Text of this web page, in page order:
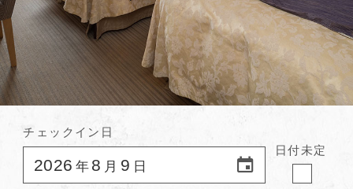
チェックイン日
2026 年 8 月 9 日
日付未定